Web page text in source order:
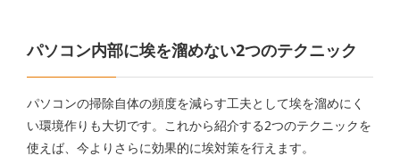
パソコン内部に埃を溜めない2つのテクニック
パソコンの掃除自体の頻度を減らす工夫として埃を溜めにく
い環境作りも大切です。これから紹介する2つのテクニックを
使えば、今よりさらに効果的に埃対策を行えます。